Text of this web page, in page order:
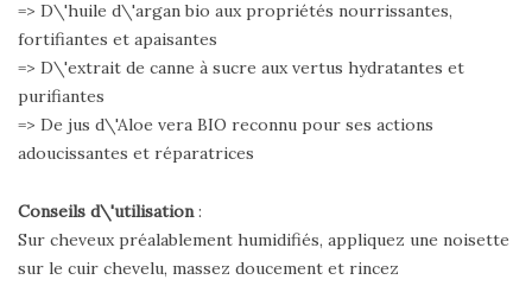
=> D\'huile d\'argan bio aux propriétés nourrissantes,
fortifiantes et apaisantes
=> D\'extrait de canne à sucre aux vertus hydratantes et
purifiantes
=> De jus d\'Aloe vera BIO reconnu pour ses actions
adoucissantes et réparatrices
Conseils d\'utilisation:
Sur cheveux préalablement humidifiés, appliquez une noisette
sur le cuir chevelu, massez doucement et rincez